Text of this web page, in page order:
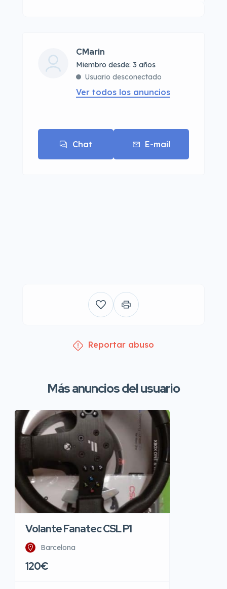
CMarin
Miembro desde: 3 años
Usuario desconectado
Ver todos los anuncios
Chat E-mail
Reportar abuso
Más anuncios del usuario
Volante Fanatec CSL P1
Barcelona
120€